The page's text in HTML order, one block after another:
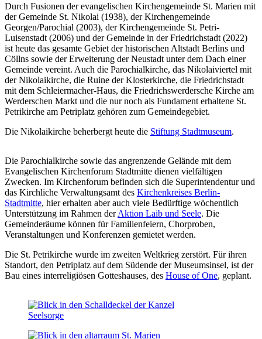
Durch Fusionen der evangelischen Kirchengemeinde St. Marien mit
der Gemeinde St. Nikolai (1938), der Kirchengemeinde
Georgen/Parochial (2003), der Kirchengemeinde St. Petri-
Luisenstadt (2006) und der Gemeinde in der Friedrichstadt (2022)
ist heute das gesamte Gebiet der historischen Altstadt Berlins und
Cöllns sowie der Erweiterung der Neustadt unter dem Dach einer
Gemeinde vereint. Auch die Parochialkirche, das Nikolaiviertel mit
der Nikolaikirche, die Ruine der Klosterkirche, die Friedrichstadt
mit dem Schleiermacher-Haus, die Friedrichswerdersche Kirche am
Werderschen Markt und die nur noch als Fundament erhaltene St.
Petrikirche am Petriplatz gehören zum Gemeindegebiet.
Die Nikolaikirche beherbergt heute die Stiftung Stadtmuseum.
Die Parochialkirche sowie das angrenzende Gelände mit dem
Evangelischen Kirchenforum Stadtmitte dienen vielfältigen
Zwecken. Im Kirchenforum befinden sich die Superintendentur und
das Kirchliche Verwaltungsamt des Kirchenkreises Berlin-
Stadtmitte, hier erhalten aber auch viele Bedürftige wöchentlich
Unterstützung im Rahmen derAktion Laib und Seele. Die
Gemeinderäume können für Familienfeiern, Chorproben,
Veranstaltungen und Konferenzen gemietet werden.
Die St. Petrikirche wurde im zweiten Weltkrieg zerstört. Für ihren
Standort, den Petriplatz auf dem Südende der Museumsinsel, ist der
Bau eines interreligiösen Gotteshauses, des House of One, geplant.
Seelsorge